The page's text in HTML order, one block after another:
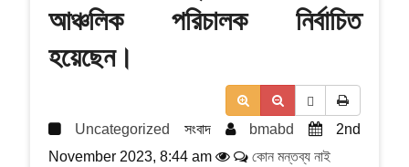
a
v
g
o
n
আঞ্চলিক পরিচালক নির্বাচিত
হয়েছেন।
Uncategorized সংবাদ bmabd
2nd
November 2023, 8:44 am
কোন মন্তব্য নাই